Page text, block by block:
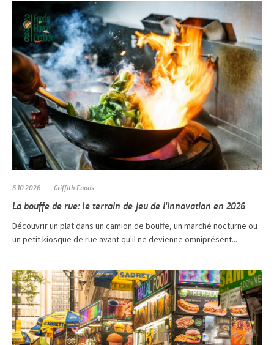
6.10.2026 Griffith Foods
La bouffe de rue: le terrain de jeu de l'innovation en 2026
Découvrir un plat dans un camion de bouffe, un marché nocturne ou
un petit kiosque de rue avant qu'il ne devienne omniprésent...